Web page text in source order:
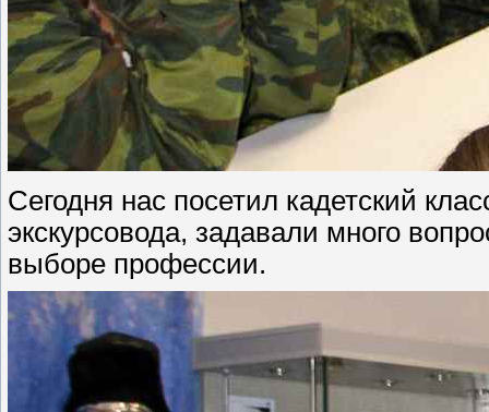
Сегодня нас посетил кадетский
экскурсовода, задавали много
выборе профессии.